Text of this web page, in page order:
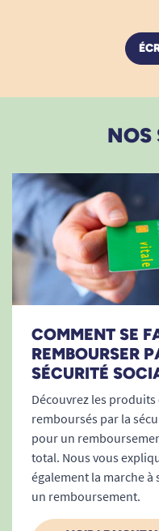
NOS
COMMENT SE
REMBOURSER
SÉCURITÉ
Découvrez les
remboursés par la
pour un
total. Nous vous
également la marche à
un remboursement.